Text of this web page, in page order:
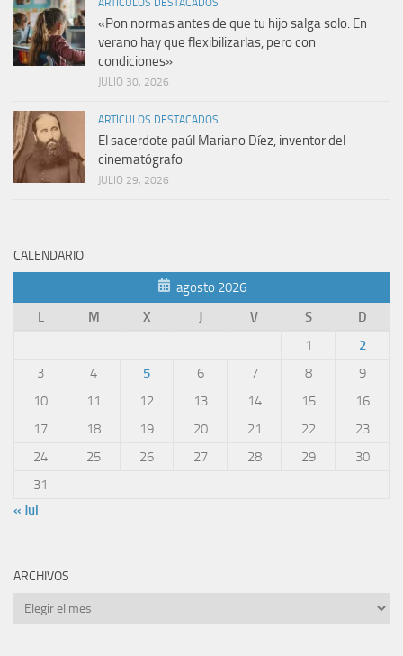
«Pon normas antes de que tu hijo salga solo. En
verano hay que flexibilizarlas, pero con
condiciones»
JULIO 30, 2026
ARTÍCULOS DESTACADOS
El sacerdote paúl Mariano Díez, inventor del
cinematógrafo
JULIO 29, 2026
CALENDARIO
agosto 2026
L
M X J V S
D
1
2
3
4 5 6 7 8
9
10
11 12 13 14 15
16
17
18 19 20 21 22
23
24
25 26 27 28 29
30
31
« Jul
ARCHIVOS
Archivos